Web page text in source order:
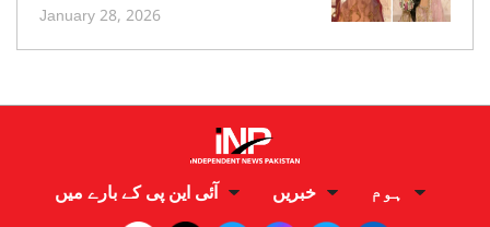
January 28, 2026
ہوم خبریں آئی این پی کے بارے میں